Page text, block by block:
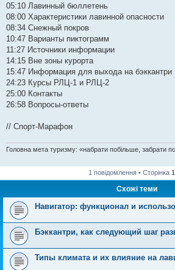
05:10 Лавинный бюллетень
08:00 Характеристики лавинной опасности
08:34 Снежный покров
10:47 Варианты пиктограмм
11:27 Источники информации
14:15 Вне зоны курорта
15:47 Информация для выхода на бэккантри
24:23 Курсы РЛЦ-1 и РЛЦ-2
25:00 Контакты
26:58 Вопросы-ответы
// Спорт-Марафон
Головна мета туризму: «набрати побільше, забрати
1 повідомлення • Сторінка 1
Схожі теми
Навигатор: функционал и
Бэккантри, как следующий шаг
Типы климата и их влияние на